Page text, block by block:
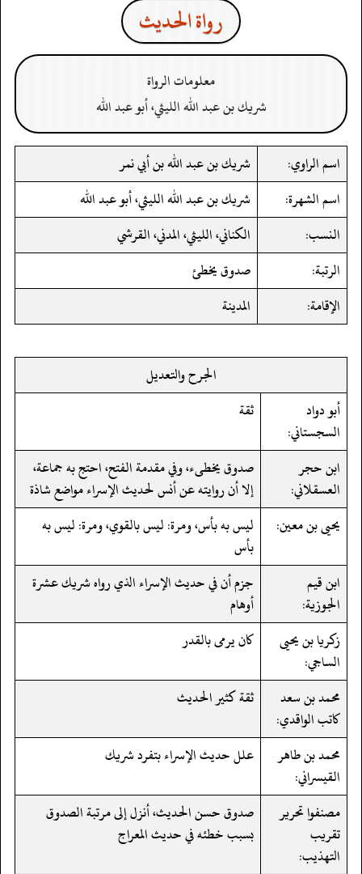
رواة الحدیث
معلومات الرواة
شريك بن عبد الله الليثي، أبو عبد الله
اسم الراوي:
شريك بن عبد الله بن أبي نمر
اسم الشهرة:
شريك بن عبد الله الليثي، أبو عبد الله
النسب:
الكناني، الليثي، المدني، القرشي
الرتبة:
صدوق يخطئ
الإقامة:
المدينة
الجرح والتعديل
أبو دواد
السجستاني:
ثقة
ابن حجر
العسقلاني:
صدوق يخطىء، وفي مقدمة الفتح، احتج به جماعة،
إلا أن روايته عن أنس لحديث الإسراء مواضع شاذة
يحيى بن معين:
ليس به بأس، ومرة: ليس بالقوي، ومرة: ليس به
بأس
ابن قيم
الجوزية:
جزم أن في حديث الإسراء الذي رواه شريك عشرة
أوهام
زكريا بن يحيى
الساجي:
كان يرمى بالقدر
محمد بن سعد
كاتب الواقدي:
ثقة كثير الحديث
محمد بن طاهر
القيسراني:
علل حديث الإسراء بتفرد شريك
مصنفوا تحرير
تقريب
التهذيب:
صدوق حسن الحديث، أنزل إلى مرتبة الصدوق
بسبب خطئه في حديث المعراج